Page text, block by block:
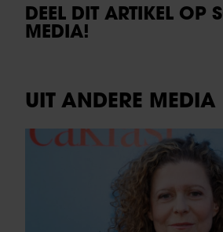
DEEL DIT ARTIKEL OP
MEDIA!
UIT ANDERE MEDIA